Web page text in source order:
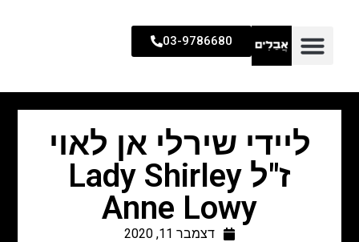
03-9786680
ליידי שירלי אן לאוי
ז"ל Lady Shirley
Anne Lowy
דצמבר 11, 2020